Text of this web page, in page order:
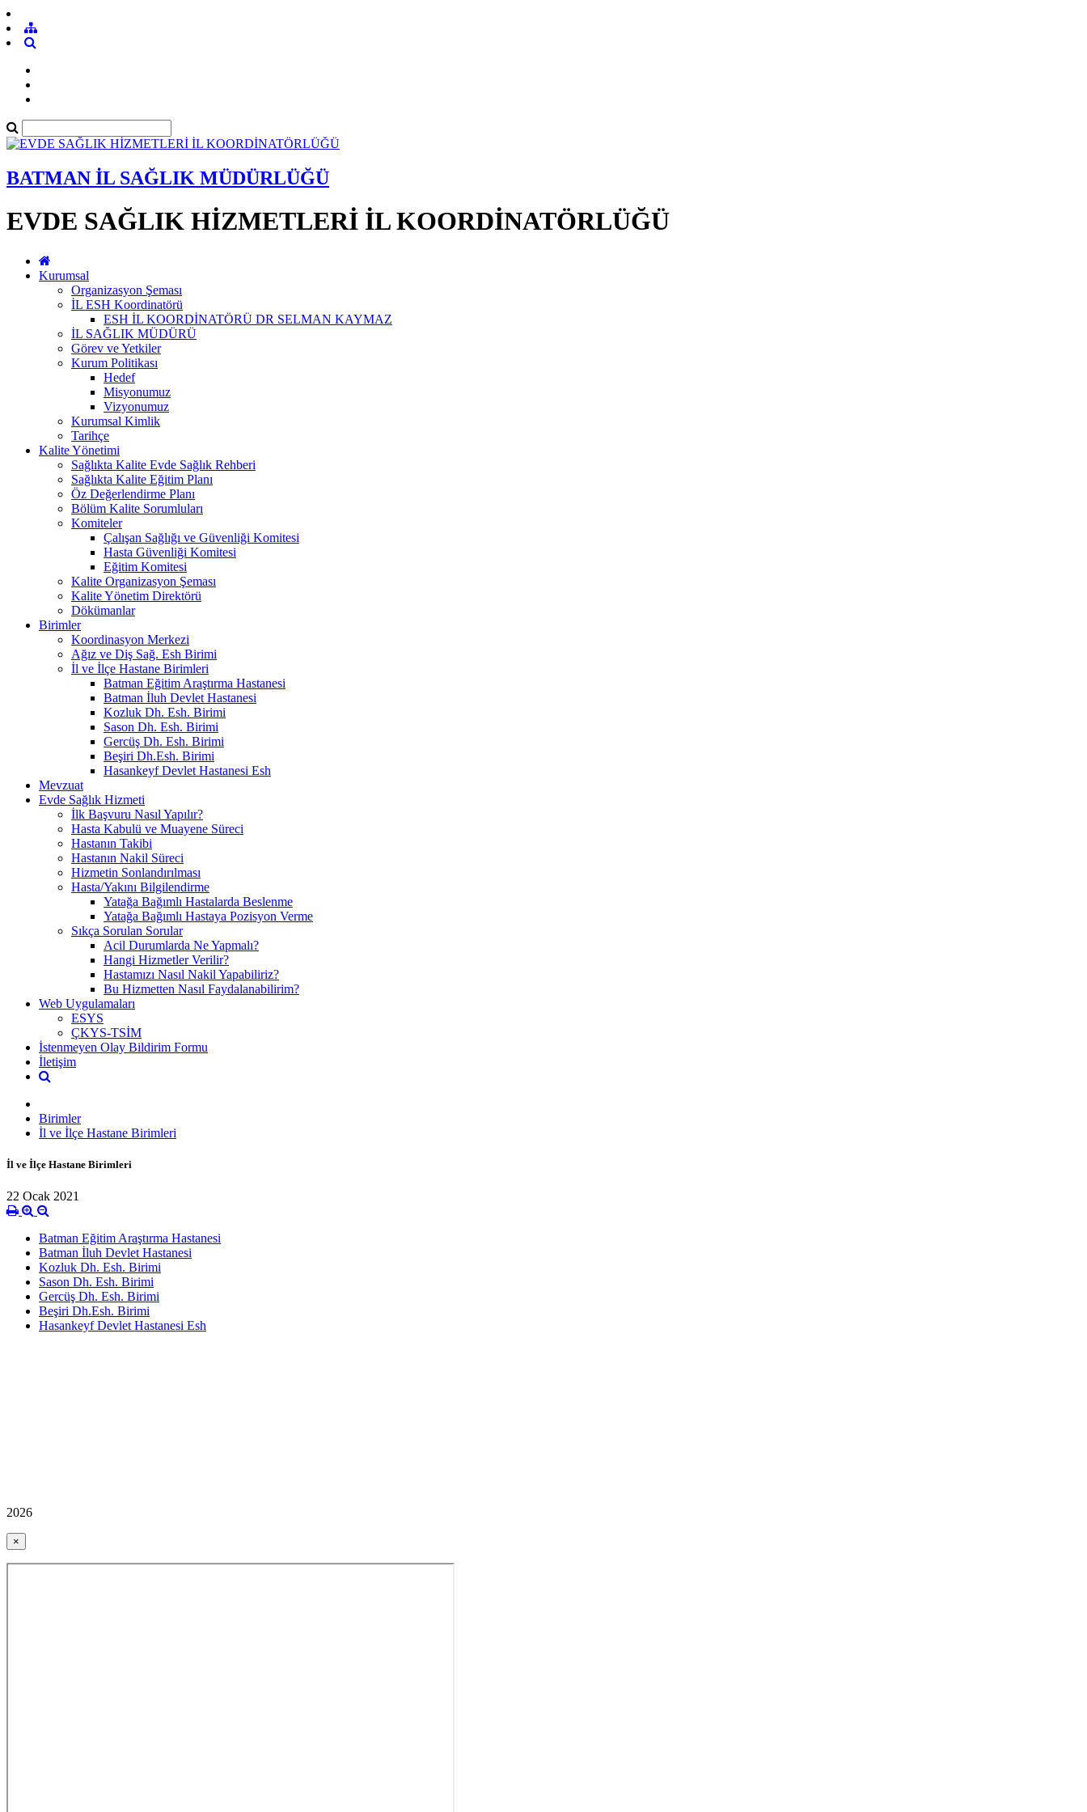
BATMAN İL SAĞLIK MÜDÜRLÜĞÜ
EVDE SAĞLIK HİZMETLERİ İL KOORDİNATÖRLÜĞÜ
Kurumsal
Organizasyon Şeması
İL ESH Koordinatörü
ESH İL KOORDİNATÖRÜ DR SELMAN KAYMAZ
İL SAĞLIK MÜDÜRÜ
Görev ve Yetkiler
Kurum Politikası
Hedef
Misyonumuz
Vizyonumuz
Kurumsal Kimlik
Tarihçe
Kalite Yönetimi
Sağlıkta Kalite Evde Sağlık Rehberi
Sağlıkta Kalite Eğitim Planı
Öz Değerlendirme Planı
Bölüm Kalite Sorumluları
Komiteler
Çalışan Sağlığı ve Güvenliği Komitesi
Hasta Güvenliği Komitesi
Eğitim Komitesi
Kalite Organizasyon Şeması
Kalite Yönetim Direktörü
Dökümanlar
Birimler
Koordinasyon Merkezi
Ağız ve Diş Sağ. Esh Birimi
İl ve İlçe Hastane Birimleri
Batman Eğitim Araştırma Hastanesi
Batman İluh Devlet Hastanesi
Kozluk Dh. Esh. Birimi
Sason Dh. Esh. Birimi
Gercüş Dh. Esh. Birimi
Beşiri Dh.Esh. Birimi
Hasankeyf Devlet Hastanesi Esh
Mevzuat
Evde Sağlık Hizmeti
İlk Başvuru Nasıl Yapılır?
Hasta Kabulü ve Muayene Süreci
Hastanın Takibi
Hastanın Nakil Süreci
Hizmetin Sonlandırılması
Hasta/Yakını Bilgilendirme
Yatağa Bağımlı Hastalarda Beslenme
Yatağa Bağımlı Hastaya Pozisyon Verme
Sıkça Sorulan Sorular
Acil Durumlarda Ne Yapmalı?
Hangi Hizmetler Verilir?
Hastamızı Nasıl Nakil Yapabiliriz?
Bu Hizmetten Nasıl Faydalanabilirim?
Web Uygulamaları
ESYS
ÇKYS-TSİM
İstenmeyen Olay Bildirim Formu
İletişim
Birimler
İl ve İlçe Hastane Birimleri
İl ve İlçe Hastane Birimleri
22 Ocak 2021
Batman Eğitim Araştırma Hastanesi
Batman İluh Devlet Hastanesi
Kozluk Dh. Esh. Birimi
Sason Dh. Esh. Birimi
Gercüş Dh. Esh. Birimi
Beşiri Dh.Esh. Birimi
Hasankeyf Devlet Hastanesi Esh
2026
×